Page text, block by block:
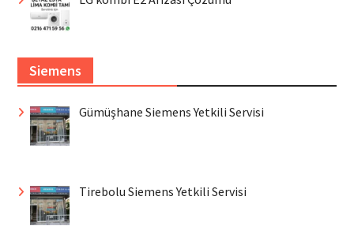
Siemens
Gümüşhane Siemens Yetkili Servisi
Tirebolu Siemens Yetkili Servisi